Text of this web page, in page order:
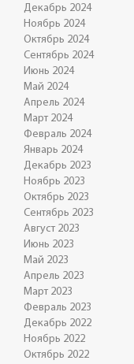
Декабрь 2024
Ноябрь 2024
Октябрь 2024
Сентябрь 2024
Июнь 2024
Май 2024
Апрель 2024
Март 2024
Февраль 2024
Январь 2024
Декабрь 2023
Ноябрь 2023
Октябрь 2023
Сентябрь 2023
Август 2023
Июнь 2023
Май 2023
Апрель 2023
Март 2023
Февраль 2023
Декабрь 2022
Ноябрь 2022
Октябрь 2022